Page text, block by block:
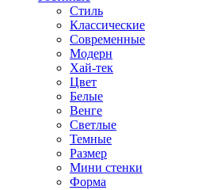
Стиль
Классические
Современные
Модерн
Хай-тек
Цвет
Белые
Венге
Светлые
Темные
Размер
Мини стенки
Форма